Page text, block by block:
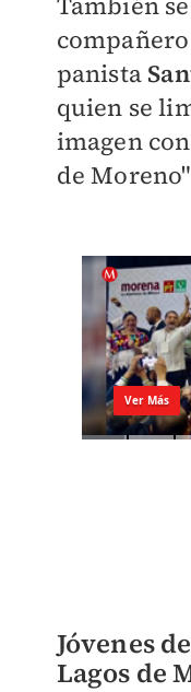
panista
quien se
imagen
de
Jóvenes
Lagos de